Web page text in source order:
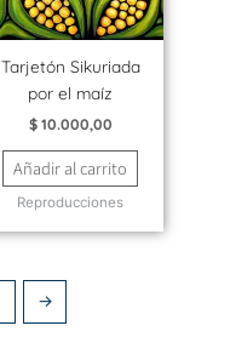
Tarjetón Sikuriada
por el maíz
$10.000,00
Añadir al carrito
Reproducciones
→